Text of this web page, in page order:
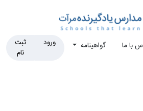
با ما گواهینامه ورود
ثبت
نام